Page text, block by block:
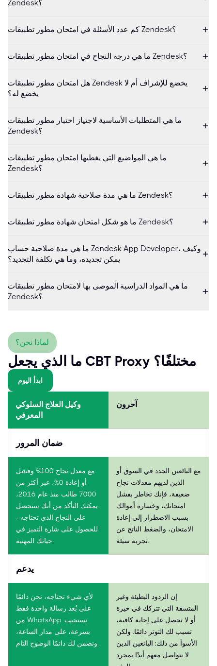
Zendesk؟
كم عدد الأسئلة في امتحان مطور تطبيقات Zendesk؟
ما هي درجة النجاح في امتحان مطور تطبيقات Zendesk؟
هل امتحان مطور تطبيقات Zendesk يخضع للإشراف أم لا
يخضع له؟
ما هي المتطلبات الأساسية لاجتياز اختبار مطور تطبيقات
Zendesk؟
ما هي المواضيع التي يغطيها امتحان مطور تطبيقات
Zendesk؟
ما هي مدة صلاحية شهادة مطور تطبيقات Zendesk؟
ما هو شكل امتحان شهادة مطور تطبيقات Zendesk؟
ما هي مدة صلاحية حساب Zendesk App Developer، وكيف
يمكن تجديده، وما هي تكلفة التجديد؟
ما هي المواد الدراسية الموصى بها لامتحان مطور تطبيقات
Zendesk؟
لماذا نحن؟
ما الذي يجعل CBT Proxy مختلفًا؟
ابدأ اليوم
وكيل العلاج السلوكي
المعرفي
آحرون
ضمان المرور
مع معدل نجاح 100% وفشل
أو إعادة 0%، عبر أكثر من
7000 طالب منذ عام 2016،
يمكنك التأكد من أنك ستحصل
على النجاح الذي تحتاجه -
للحصول على شارة التميز في
مع البائعين الجدد في السوق أو
الذين لديهم معدلات نجاح
ضعيفة، فإنك تخاطر بفشل
امتحانك، وخسارة أموالك
بسبب الاضطرار إلى إعادة
الامتحان، والضغط الناتج عن
يدعم
لأي شيء تحتاجه، نحن دائمًا
على بُعد رسالة واحدة فقط
من WhatsApp. نستجيب
بسرعة، على مدار الساعة،
إن الردود البطيئة وغير
المتسقة التي تتركك في حيرة
أو لا تحصل على إجابة كافية،
تسبب لك التوتر دائمًا. ولكن
الأسوأ من ذلك: البائعين الذين
لا تتواصل معهم أبدًا بمجرد